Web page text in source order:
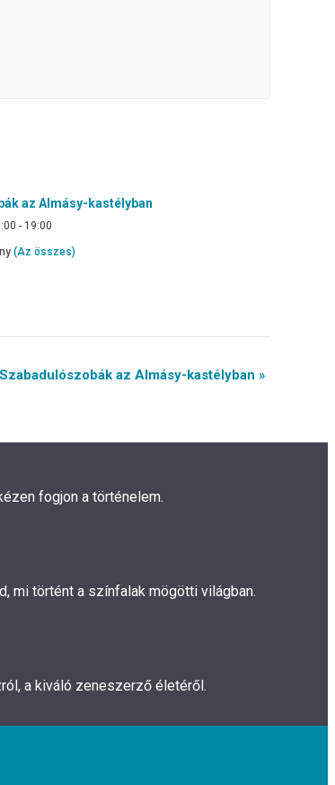
az Almásy-kastélyban
- 19:00
(Az összes)
Szabadulószobák az Almásy-kastélyban »
fogjon a történelem.
mi történt a színfalak mögötti világban.
a kiváló zeneszerző életéről.